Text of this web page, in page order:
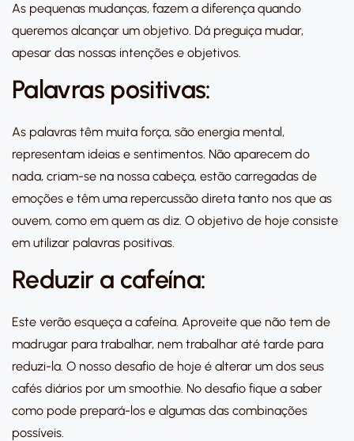
As pequenas mudanças, fazem a diferença quando
queremos alcançar um objetivo. Dá preguiça mudar,
apesar das nossas intenções e objetivos.
Palavras positivas:
As palavras têm muita força, são energia mental,
representam ideias e sentimentos. Não aparecem do
nada, criam-se na nossa cabeça, estão carregadas de
emoções e têm uma repercussão direta tanto nos que as
ouvem, como em quem as diz. O objetivo de hoje consiste
em utilizar palavras positivas.
Reduzir a cafeína:
Este verão esqueça a cafeína. Aproveite que não tem de
madrugar para trabalhar, nem trabalhar até tarde para
reduzi-la. O nosso desafio de hoje é alterar um dos seus
cafés diários por um smoothie. No desafio fique a saber
como pode prepará-los e algumas das combinações
possíveis.